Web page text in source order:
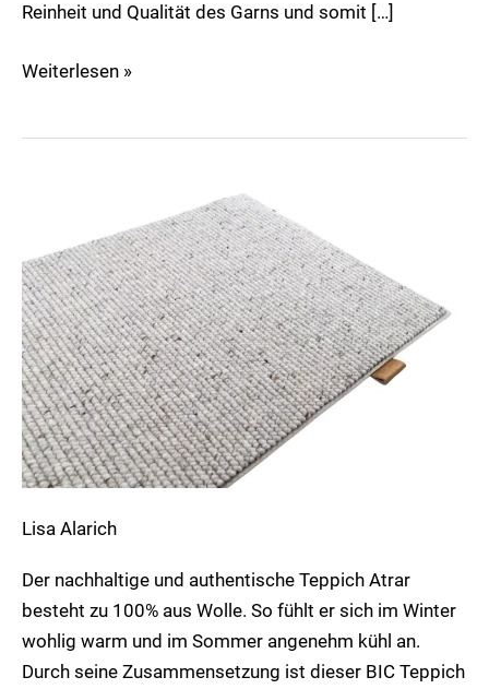
Reinheit und Qualität des Garns und somit […]
Weiterlesen »
Lisa Alarich
Der nachhaltige und authentische Teppich Atrar
besteht zu 100% aus Wolle. So fühlt er sich im Winter
wohlig warm und im Sommer angenehm kühl an.
Durch seine Zusammensetzung ist dieser BIC Teppich